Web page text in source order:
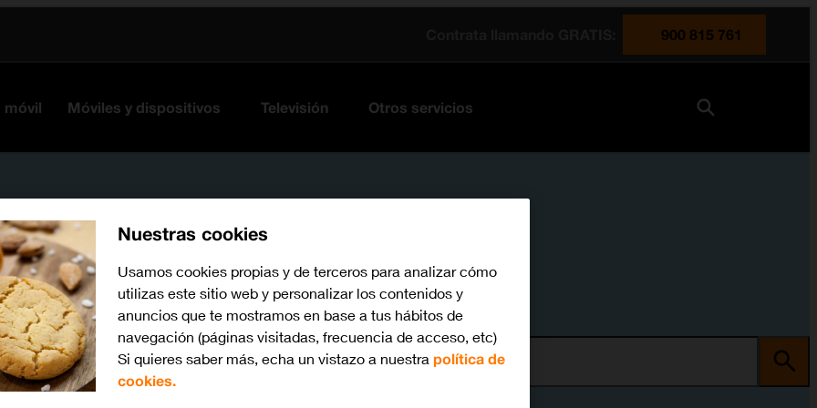
900 815 761
móvil Móviles y dispositivos Televisión Otros servicios
Busca por problema o tema
Nuestras cookies
Usamos cookies propias y de terceros para analizar cómo
utilizas este sitio web y personalizar los contenidos y
anuncios que te mostramos en base a tus hábitos de
navegación (páginas visitadas, frecuencia de acceso, etc)
Si quieres saber más, echa un vistazo a nuestra política de
cookies.